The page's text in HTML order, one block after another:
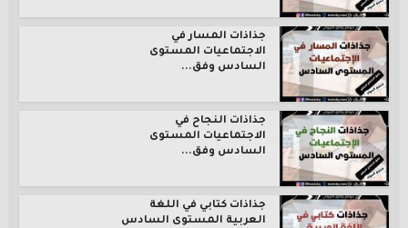
جذاذات المسار في
الاجتماعيات المستوى
السادس وفق...
جذاذات النجاح في
الاجتماعيات المستوى
السادس وفق...
جذاذات كتابي في اللغة
العربية المستوى السادس